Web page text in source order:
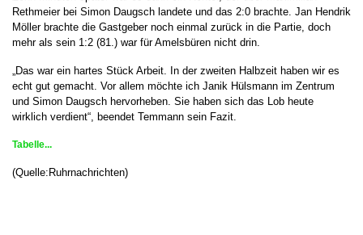
Rethmeier bei Simon Daugsch landete und das 2:0 brachte. Jan Hendrik
Möller brachte die Gastgeber noch einmal zurück in die Partie, doch
mehr als sein 1:2 (81.) war für Amelsbüren nicht drin.
„Das war ein hartes Stück Arbeit. In der zweiten Halbzeit haben wir es
echt gut gemacht. Vor allem möchte ich Janik Hülsmann im Zentrum
und Simon Daugsch hervorheben. Sie haben sich das Lob heute
wirklich verdient“, beendet Temmann sein Fazit.
Tabelle...
(Quelle:Ruhrnachrichten)